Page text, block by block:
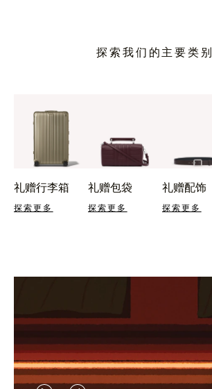
探索我们的主要类别
礼赠行李箱
探索更多
礼赠包袋
探索更多
礼赠配饰
探索更多